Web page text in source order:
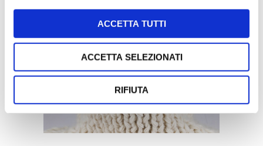
ACCETTA TUTTI
ACCETTA SELEZIONATI
RIFIUTA
By Ilaria Scarpiello
Comments
are Off